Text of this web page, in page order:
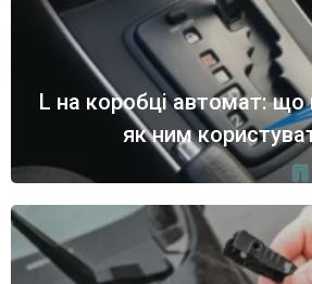
L на коробці автомат: що
як ним